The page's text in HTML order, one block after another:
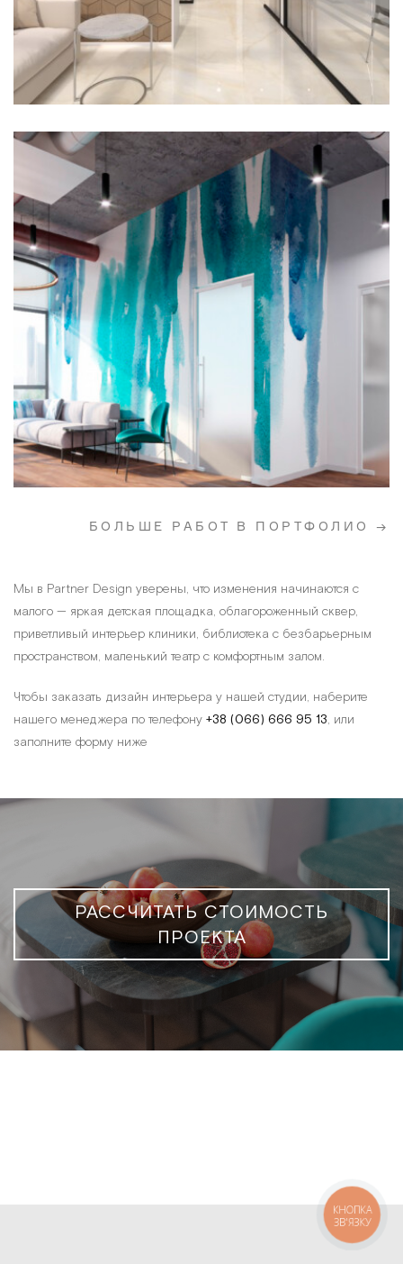
БОЛЬШЕ РАБОТ В ПОРТФОЛИО →
Мы в Partner Design уверены, что изменения начинаются с
малого — яркая детская площадка, облагороженный сквер,
приветливый интерьер клиники, библиотека с безбарьерным
пространством, маленький театр с комфортным залом.
Чтобы заказать дизайн интерьера у нашей студии, наберите
нашего менеджера по телефону +38 (066) 666 95 13, или
заполните форму ниже
РАССЧИТАТЬ СТОИМОСТЬ
ПРОЕКТА
КНОПКА
ЗВ'ЯЗКУ